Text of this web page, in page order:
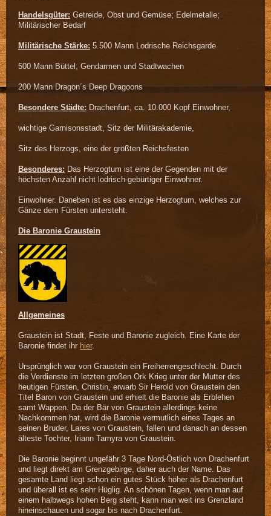
Handelsgüter: Getreide, Obst und Gemüse; Edelmetalle;
Militärischer Bedarf
Militärische Stärke: 5.500 Mann Lodrische Reichsgarde
500 Mann Büttel, Gendarmen und Stadtwachen
200 Mann Dragon´s Deep Dragoons
Besondere Städte: Drachenfurt, ca. 10.000 Kopf Einwohner,
wichtige Garnisonsstadt, Sitz der Militärakademie,
Sitz des Herzogs, eine der größten Reichsfesten
Besonderes: Das Herzogtum ist eine der Gegenden mit der
höchsten Anzahl nicht lodrisch-gebürtiger Einwohner.
Einwohner. Daneben ist es das einzige Herzogtum, welches zur
Gänze dem Fürsten untersteht.
Die Baronie Graustein
Allgemeines
Graustein ist Stadt, Feste und Baronie zugleich. Eine Karte der
Baronie findet ihr hier.
Ursprünglich war von Graustein ein Freiherrengeschlecht. Durch
die Verdienste im letzten großen Ork Krieg unter der Mutter des
heutigen Fürsten, Christin, erwarb Sir Herold von Graustein den
Titel Baron von Graustein und erhielt die Baronie als Erblehen
samt Wappen. Da der Bär von Graustein allerdings keine
Nachkommen hat, wird die Baronie vermutlich eines Tages an
seinen Bruder, Lares von Graustein, fallen und danach an dessen
älteste Tochter, Iriann Tamyra von Graustein.
Die Baronie beginnt ungefähr 3 Tage Nord-Östlich von Drachenfurt
und liegt direkt am Grenzgebirge, daher auch der Name. Das
gesamte Land liegt schon ein gutes Stück höher als Drachenfurt
und überall ist es sehr Hüglig. An schönen Tagen, wenn man auf
einem halbwegs hohen Berg steht, kann man weit ins Grenzland
hineinschauen und sogar bis nach Drachenfurt.